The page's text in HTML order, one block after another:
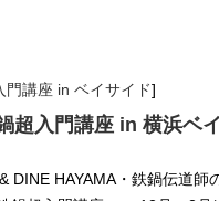
門講座 in ベイサイド]
入門講座 in 横浜ベ
DINE HAYAMA・鉄鍋伝道師